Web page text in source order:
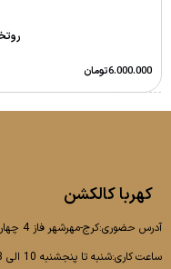
روتختی
6.000.000تومان
کهربا کالکشن
آدرس حضوری:کرج-مهرشهر فاز 4 چهارراه بانک ملی نبش خیابان 412
ساعت کاری:شنبه تا پنجشنبه 10 الی 13 و 17 الی 20